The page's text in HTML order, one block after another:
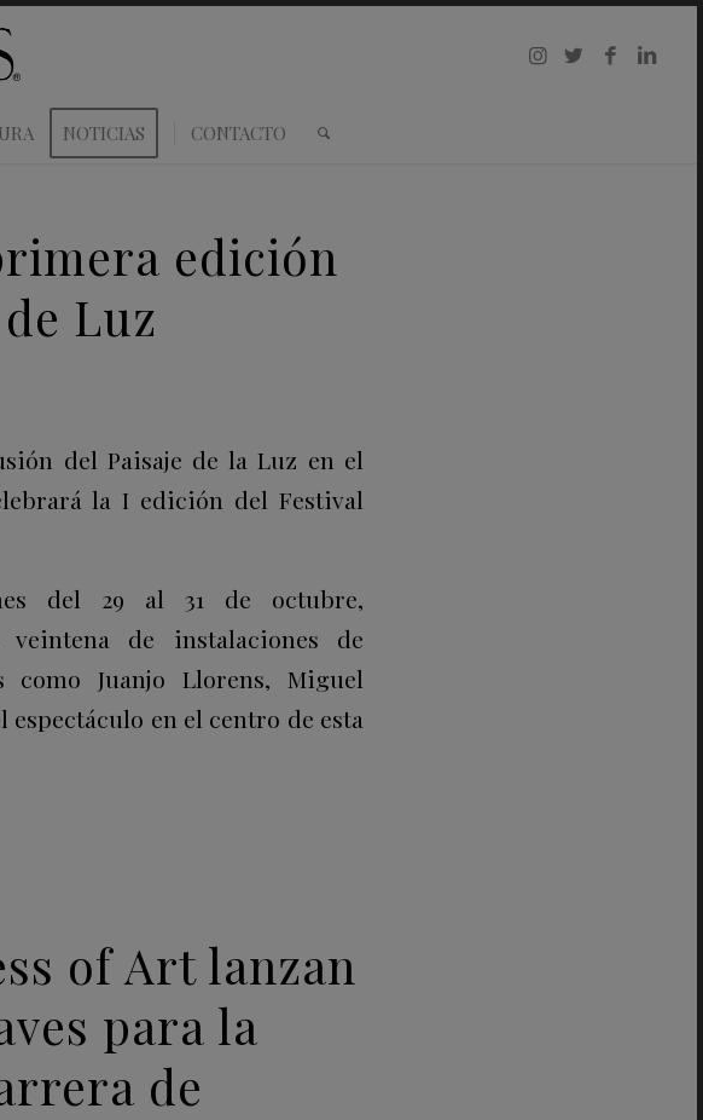
NOTICIAS CONTACTO
edición
Luz
del Paisaje de la Luz en el
la I edición del Festival
del 29 al 31 de octubre,
de instalaciones de
como Juanjo Llorens, Miguel
en el centro de esta
of Art lanzan
para la
de